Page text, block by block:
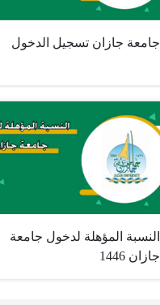
جامعة جازان تسجيل الدخول
النسبة المؤهلة لدخول جامعة
جازان 1446